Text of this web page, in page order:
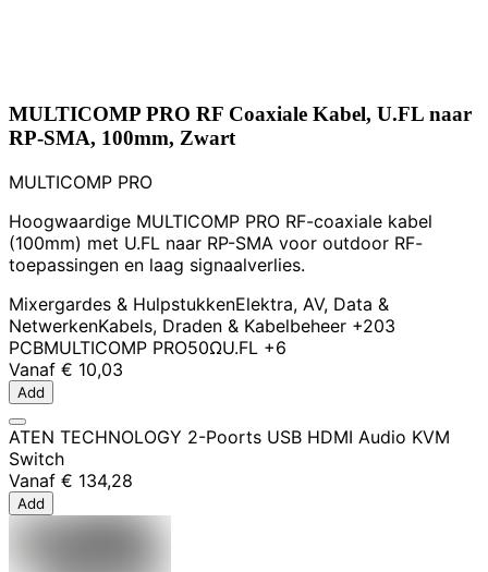
MULTICOMP PRO RF Coaxiale Kabel, U.FL naar
RP-SMA, 100mm, Zwart
MULTICOMP PRO
Hoogwaardige MULTICOMP PRO RF-coaxiale kabel
(100mm) met U.FL naar RP-SMA voor outdoor RF-
toepassingen en laag signaalverlies.
Mixergardes & HulpstukkenElektra, AV, Data &
NetwerkenKabels, Draden & Kabelbeheer +203
PCBMULTICOMP PRO50ΩU.FL +6
Vanaf € 10,03
Add
ATEN TECHNOLOGY 2-Poorts USB HDMI Audio KVM
Switch
Vanaf € 134,28
Add